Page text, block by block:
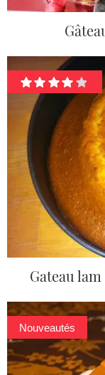
Gateau
Nouveautés